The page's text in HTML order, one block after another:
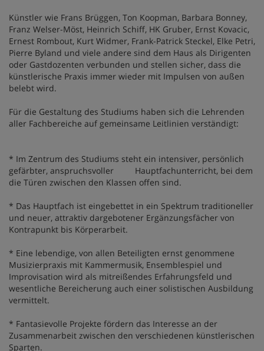
Künstler wie Frans Brüggen, Ton Koopman, Barbara Bonney,
Franz Welser-Möst, Heinrich Schiff, HK Gruber, Ernst Kovacic,
Ernest Rombout, Kurt Widmer, Frank-Patrick Steckel, Elke Petri,
Pierre Byland und viele andere sind dem Haus als Dirigenten
oder Gastdozenten verbunden und stellen sicher, dass die
künstlerische Praxis immer wieder mit Impulsen von außen
belebt wird.
Für die Gestaltung des Studiums haben sich die Lehrenden
aller Fachbereiche auf gemeinsame Leitlinien verständigt:
* Im Zentrum des Studiums steht ein intensiver, persönlich
gefärbter, anspruchsvoller Hauptfachunterricht, bei dem
die Türen zwischen den Klassen offen sind.
* Das Hauptfach ist eingebettet in ein Spektrum traditioneller
und neuer, attraktiv dargebotener Ergänzungsfächer von
Kontrapunkt bis Körperarbeit.
* Eine lebendige, von allen Beteiligten ernst genommene
Musizierpraxis mit Kammermusik, Ensemblespiel und
Improvisation wird als mitreißendes Erfahrungsfeld und
wesentliche Bereicherung auch einer solistischen Ausbildung
vermittelt.
* Fantasievolle Projekte fördern das Interesse an der
Zusammenarbeit zwischen den verschiedenen künstlerischen
Sparten.